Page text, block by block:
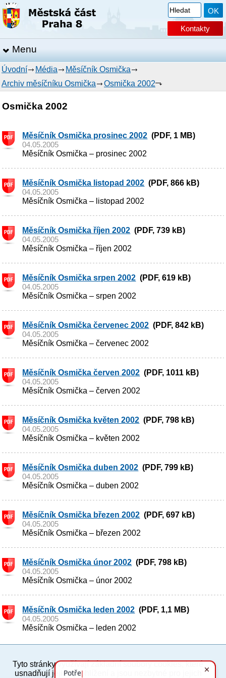
Kontakty
Menu
Úvodní Média
Měsíčník Osmička
Archiv měsíčníku Osmička
Osmička 2002
Osmička 2002
Měsíčník Osmička prosinec 2002 (PDF, 1 MB)
04.05.2005
Měsíčník Osmička – prosinec 2002
Měsíčník Osmička listopad 2002 (PDF, 866 kB)
04.05.2005
Měsíčník Osmička – listopad 2002
Měsíčník Osmička říjen 2002 (PDF, 739 kB)
04.05.2005
Měsíčník Osmička – říjen 2002
Měsíčník Osmička srpen 2002 (PDF, 619 kB)
04.05.2005
Měsíčník Osmička – srpen 2002
Měsíčník Osmička červenec 2002 (PDF, 842 kB)
04.05.2005
Měsíčník Osmička – červenec 2002
Měsíčník Osmička červen 2002 (PDF, 1011 kB)
04.05.2005
Měsíčník Osmička – červen 2002
Měsíčník Osmička květen 2002 (PDF, 798 kB)
04.05.2005
Měsíčník Osmička – květen 2002
Měsíčník Osmička duben 2002 (PDF, 799 kB)
04.05.2005
Měsíčník Osmička – duben 2002
Měsíčník Osmička březen 2002 (PDF, 697 kB)
04.05.2005
Měsíčník Osmička – březen 2002
Měsíčník Osmička únor 2002 (PDF, 798 kB)
04.05.2005
Měsíčník Osmička – únor 2002
Měsíčník Osmička leden 2002 (PDF, 1,1 MB)
04.05.2005
Měsíčník Osmička – leden 2002
ENG
Tyto stránky využívají základní soubory cookies, které
usnadňují jejich prohlížení a jsou nezbytné pro jejich